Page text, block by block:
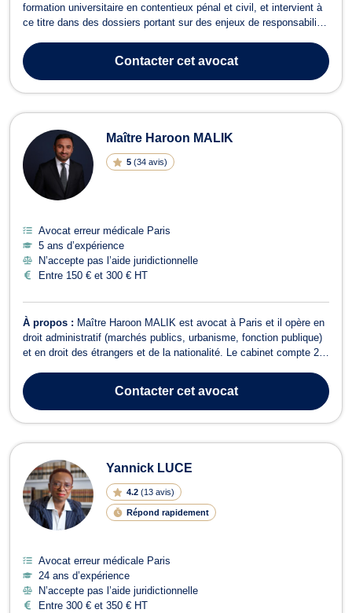
formation universitaire en contentieux pénal et civil, et intervient à
ce titre dans des dossiers portant sur des enjeux de responsabilité.
dans des dossiers complexes, et accompagne les victimes
d’agressions, d’att... Contactercet avocat
Maître Haroon MALIK
5 (34 avis)
Avocat erreur médicale Paris
5 ans d’expérience
N’accepte pas l’aide juridictionnelle
Entre 150 € et 300 € HT
À propos : Maître Haroon MALIK est avocat à Paris et il opère en
droit administratif (marchés publics, urbanisme, fonction publique)
et en droit des étrangers et de la nationalité. Le cabinet compte 2
intervient en conseil et en contentieux pour l’ensemble des
problématiqu...
Contactercet avocat
Yannick LUCE
4.2 (13 avis)
Répond rapidement
Avocat erreur médicale Paris
24 ans d’expérience
N’accepte pas l’aide juridictionnelle
Entre 300 € et 350 € HT